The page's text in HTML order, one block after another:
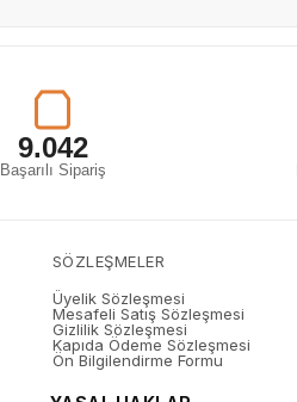
9.042
Başarılı Sipariş
SÖZLEŞMELER
Üyelik Sözleşmesi
Mesafeli Satış Sözleşmesi
Gizlilik Sözleşmesi
Kapıda Ödeme Sözleşmesi
Ön Bilgilendirme Formu